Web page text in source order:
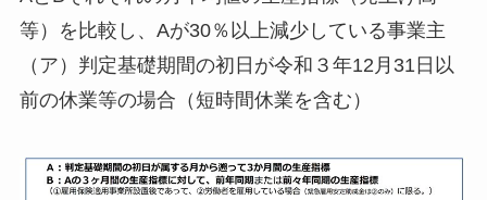
等）を比較し、Aが30％以上減少している事業主
（ア）判定基礎期間の初日が令和３年12月31日以
前の休業等の場合（短時間休業を含む）